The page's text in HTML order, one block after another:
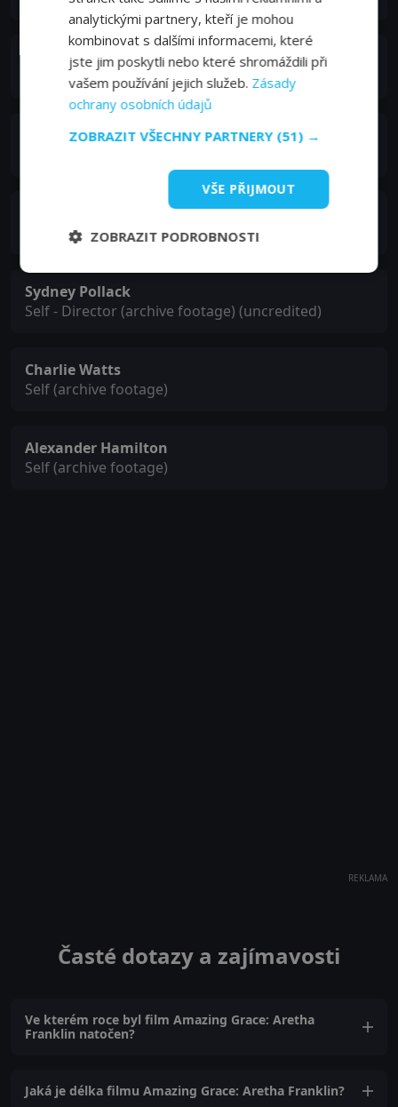
Chuck Rainey
Self (archive footage)
Clara Ward
Self (archive footage)
Sydney Pollack
Self - Director (archive footage) (uncredited)
Charlie Watts
Self (archive footage)
Alexander Hamilton
Self (archive footage)
REKLAMA
Časté dotazy a zajímavosti
Ve kterém roce byl film Amazing Grace: Aretha
Franklin natočen?
Jaká je délka filmu Amazing Grace: Aretha Franklin?
analytickými partnery, kteří je mohou
kombinovat s dalšími informacemi, které
jste jim poskytli nebo které shromáždili při
vašem používání jejich služeb. Zásady
ochrany osobních údajů
ZOBRAZIT VŠECHNY PARTNERY (51) →
VŠE PŘIJMOUT
ZOBRAZIT PODROBNOSTI